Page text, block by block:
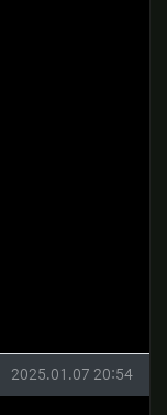
작성일
2025.01.07 20:54